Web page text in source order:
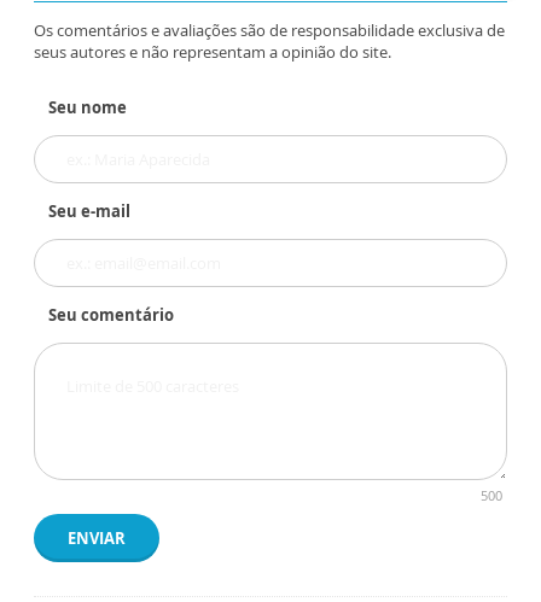
Os comentários e avaliações são de responsabilidade exclusiva de
seus autores e não representam a opinião do site.
Seu nome
Seu e-mail
Seu comentário
500
ENVIAR